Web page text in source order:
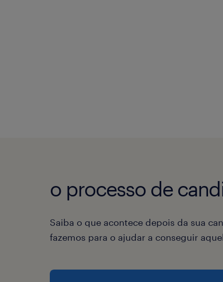
o processo de
Saiba o que acontece depois da sua
fazemos para o ajudar a conseguir